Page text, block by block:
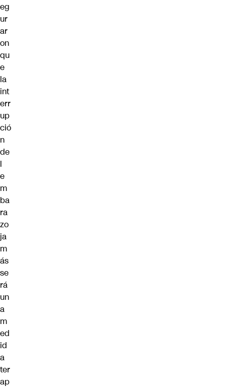
eg
ur
ar
on
qu
e
la
int
err
up
ció
n
de
l
e
m
ba
ra
zo
ja
m
ás
se
rá
un
a
m
ed
id
a
ter
ap